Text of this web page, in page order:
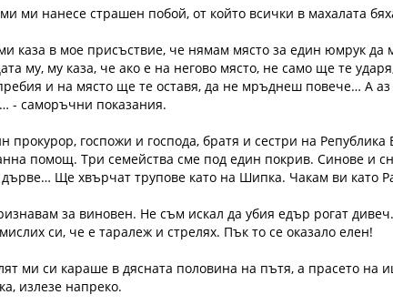
ми нанесе страшен побой, от който всички в махалата
каза в мое присъствие, че нямам място за един юмрук да
му, му каза, че ако е на негово място, не само ще те
и на място ще те оставя, да не мръднеш повече… А
- саморъчни показания.
прокурор, госпожи и господа, братя и сестри на
помощ. Три семейства сме под един покрив. Синове и
Ще хвърчат трупове като на Шипка. Чакам ви като
за виновен. Не съм искал да убия едър рогат
си, че е таралеж и стрелях. Пък то се оказало елен!
ми си караше в дясната половина на пътя, а прасето
излезе напреко.